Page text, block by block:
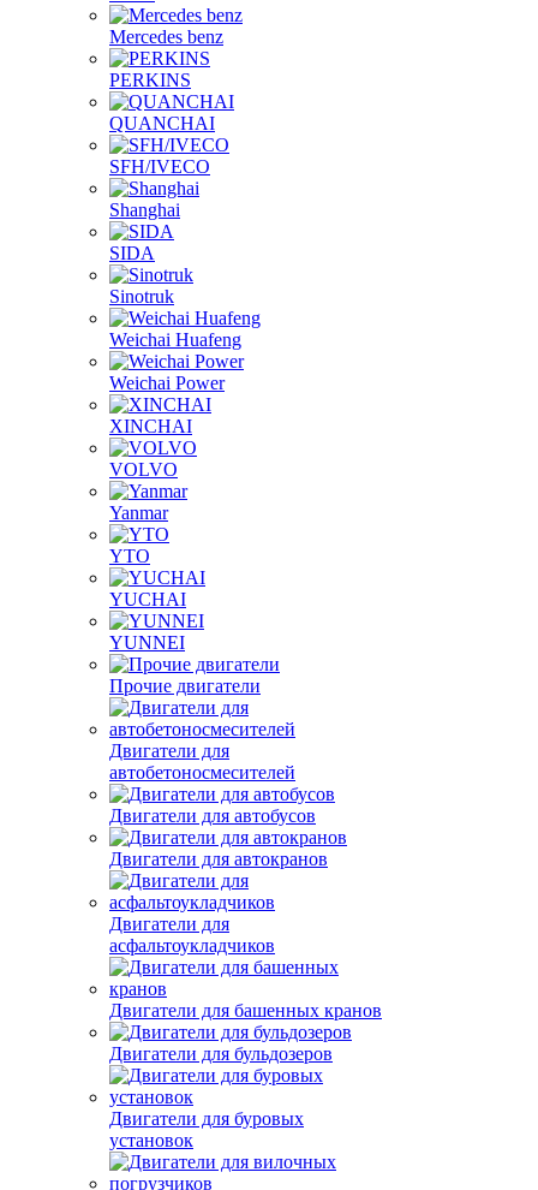
Mercedes benz
PERKINS
QUANCHAI
SFH/IVECO
Shanghai
SIDA
Sinotruk
Weichai Huafeng
Weichai Power
XINCHAI
VOLVO
Yanmar
YTO
YUCHAI
YUNNEI
Прочие двигатели
Двигатели для
автобетоносмесителей
Двигатели для автобусов
Двигатели для автокранов
Двигатели для
асфальтоукладчиков
Двигатели для башенных кранов
Двигатели для бульдозеров
Двигатели для буровых
установок